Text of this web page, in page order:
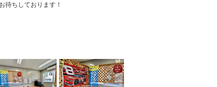
待ちしております！